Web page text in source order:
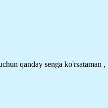
qanday senga